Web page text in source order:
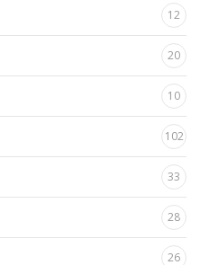
12
20
10
102
33
28
26